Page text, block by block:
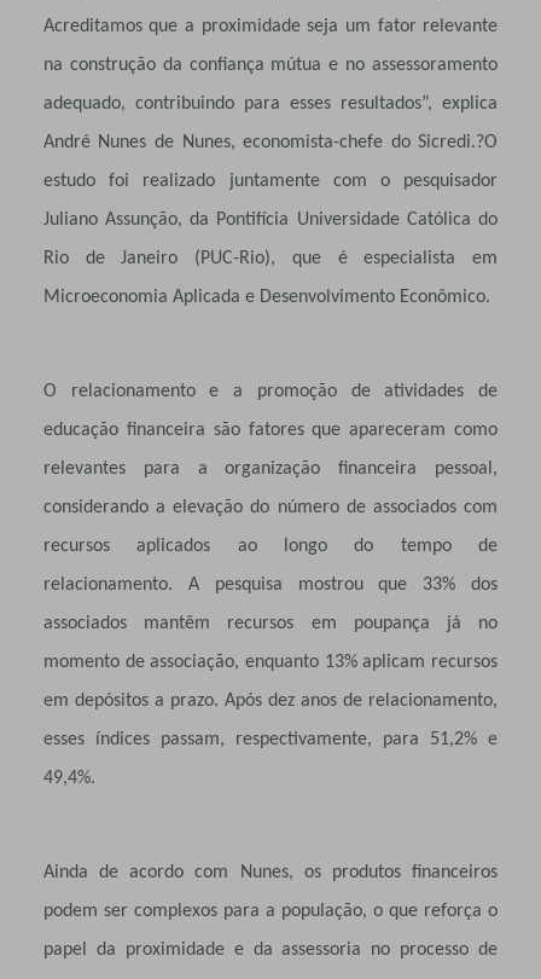
Acreditamos que a proximidade seja um fator relevante
na construção da confiança mútua e no assessoramento
adequado, contribuindo para esses resultados”, explica
André Nunes de Nunes, economista-chefe do Sicredi.?O
estudo foi realizado juntamente com o pesquisador
Juliano Assunção, da Pontifícia Universidade Católica do
Rio de Janeiro (PUC-Rio), que é especialista em
Microeconomia Aplicada e Desenvolvimento Econômico.
O relacionamento e a promoção de atividades de
educação financeira são fatores que apareceram como
relevantes para a organização financeira pessoal,
considerando a elevação do número de associados com
recursos aplicados ao longo do tempo de
relacionamento. A pesquisa mostrou que 33% dos
associados mantêm recursos em poupança já no
momento de associação, enquanto 13% aplicam recursos
em depósitos a prazo. Após dez anos de relacionamento,
esses índices passam, respectivamente, para 51,2% e
49,4%.
Ainda de acordo com Nunes, os produtos financeiros
podem ser complexos para a população, o que reforça o
papel da proximidade e da assessoria no processo de